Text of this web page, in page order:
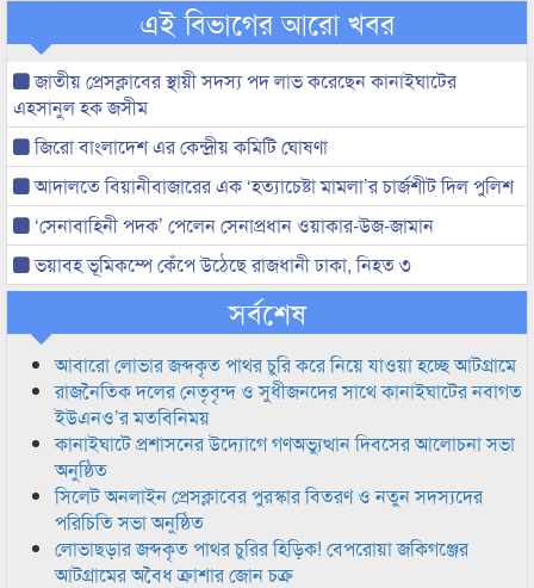
এই বিভাগের আরো খবর
জাতীয় প্রেসক্লাবের স্থায়ী সদস্য পদ লাভ করেছেন কানাইঘাটের
এহসানুল হক জসীম
জিরো বাংলাদেশ এর কেন্দ্রীয় কমিটি ঘোষণা
আদালতে বিয়ানীবাজারের এক ‘হত্যাচেষ্টা মামলা’র চার্জশীট দিল পুলিশ
‘সেনাবাহিনী পদক’ পেলেন সেনাপ্রধান ওয়াকার-উজ-জামান
ভয়াবহ ভূমিকম্পে কেঁপে উঠেছে রাজধানী ঢাকা, নিহত ৩
সর্বশেষ
আবারো লোভার জব্দকৃত পাথর চুরি করে নিয়ে যাওয়া হচ্ছে আটগ্রামে
রাজনৈতিক দলের নেতৃবৃন্দ ও সুধীজনদের সাথে কানাইঘাটের নবাগত
ইউএনও’র মতবিনিময়
কানাইঘাটে প্রশাসনের উদ্যোগে গণঅভ্যুত্থান দিবসের আলোচনা সভা
অনুষ্ঠিত
সিলেট অনলাইন প্রেসক্লাবের পুরস্কার বিতরণ ও নতুন সদস্যদের
পরিচিতি সভা অনুষ্ঠিত
লোভাছড়ার জব্দকৃত পাথর চুরির হিড়িক! বেপরোয়া জকিগঞ্জের
আটগ্রামের অবৈধ ক্রাশার জোন চক্র